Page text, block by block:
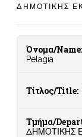
ΔΗΜΟΤΙΚΗΣ
Όνομα/Name:
Pelagia
Τίτλος/Title:
Τμήμα/
ΔΗΜΟΤΙΚΗΣ